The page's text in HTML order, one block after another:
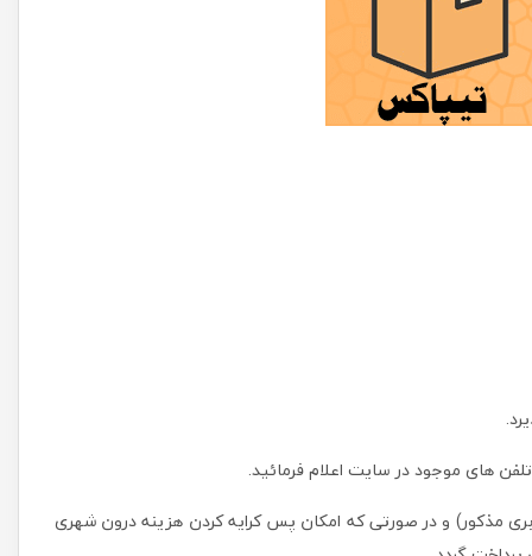
های موجود در سایت اعلام فرمائید.
مذکور) و در صورتی که امکان پس کرایه کردن هزینه درون شهری